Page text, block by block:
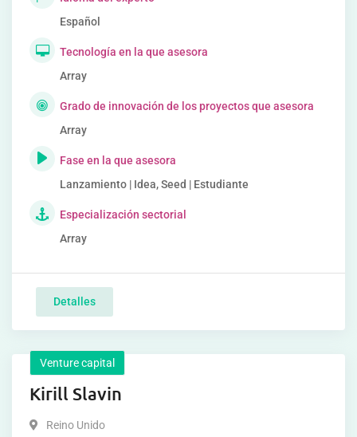
Español
Tecnología en la que asesora
Array
Grado de innovación de los proyectos que asesora
Array
Fase en la que asesora
Lanzamiento | Idea, Seed | Estudiante
Especialización sectorial
Array
Detalles
Venture capital
Kirill Slavin
Reino Unido